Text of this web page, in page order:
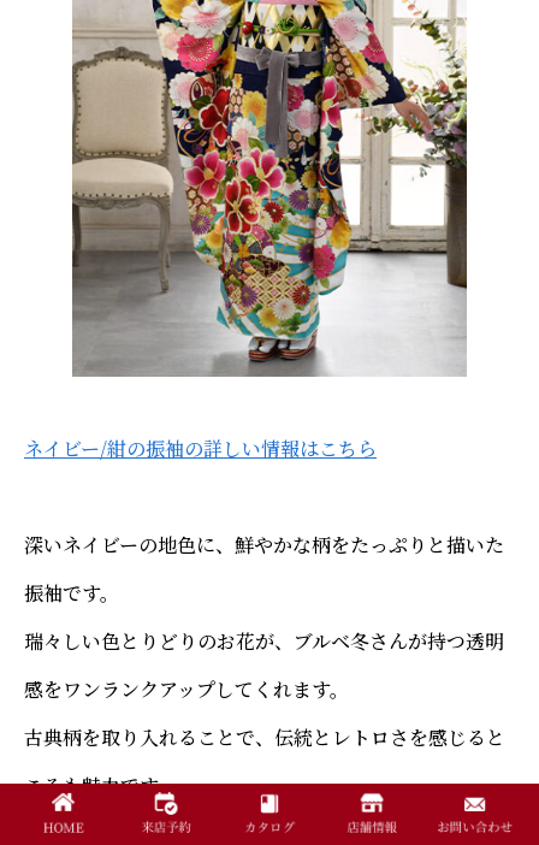
ネイビー/紺の振袖の詳しい情報はこちら
深いネイビーの地色に、鮮やかな柄をたっぷりと描いた
振袖です。
瑞々しい色とりどりのお花が、ブルベ冬さんが持つ透明
感をワンランクアップしてくれます。
古典柄を取り入れることで、伝統とレトロさを感じると
ころも魅力です。